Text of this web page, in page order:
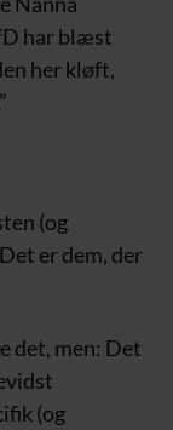
har blæst
her kløft,
(og
er dem, der
det, men: Det
(og